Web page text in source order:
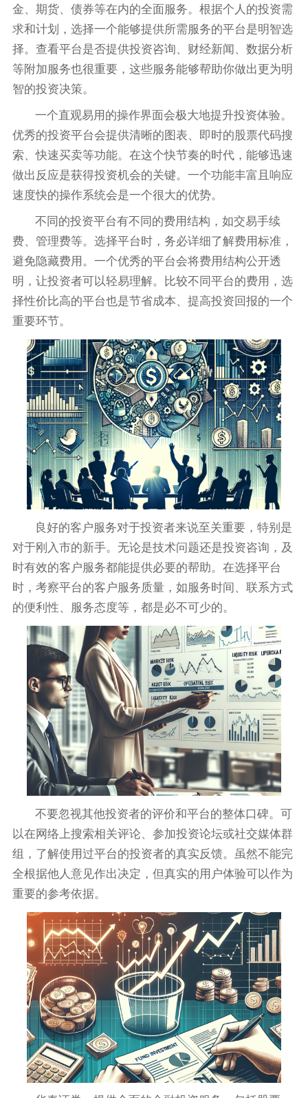
金、期货、债券等在内的全面服务。根据个人的投资需
求和计划，选择一个能够提供所需服务的平台是明智选
择。查看平台是否提供投资咨询、财经新闻、数据分析
等附加服务也很重要，这些服务能够帮助你做出更为明
智的投资决策。
一个直观易用的操作界面会极大地提升投资体验。
优秀的投资平台会提供清晰的图表、即时的股票代码搜
索、快速买卖等功能。在这个快节奏的时代，能够迅速
做出反应是获得投资机会的关键。一个功能丰富且响应
速度快的操作系统会是一个很大的优势。
不同的投资平台有不同的费用结构，如交易手续
费、管理费等。选择平台时，务必详细了解费用标准，
避免隐藏费用。一个优秀的平台会将费用结构公开透
明，让投资者可以轻易理解。比较不同平台的费用，选
择性价比高的平台也是节省成本、提高投资回报的一个
重要环节。
良好的客户服务对于投资者来说至关重要，特别是
对于刚入市的新手。无论是技术问题还是投资咨询，及
时有效的客户服务都能提供必要的帮助。在选择平台
时，考察平台的客户服务质量，如服务时间、联系方式
的便利性、服务态度等，都是必不可少的。
不要忽视其他投资者的评价和平台的整体口碑。可
以在网络上搜索相关评论、参加投资论坛或社交媒体群
组，了解使用过平台的投资者的真实反馈。虽然不能完
全根据他人意见作出决定，但真实的用户体验可以作为
重要的参考依据。